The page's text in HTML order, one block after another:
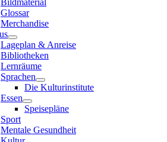
Glossar
Merchandise
Lageplan & Anreise
Bibliotheken
Lernräume
Sprachen
Die Kulturinstitute
Essen
Speisepläne
Sport
Mentale Gesundheit